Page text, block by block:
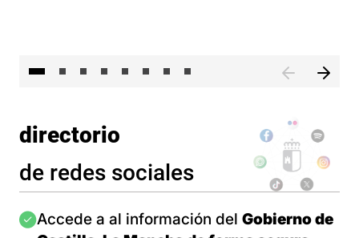
directorio
de redes sociales
Imagen
Accede a al información del Gobierno de